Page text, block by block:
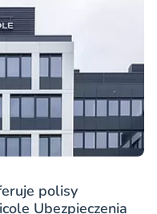
polisy
Ubezpieczenia